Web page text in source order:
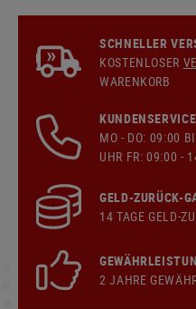
SCHNELLER
KOSTENLOSER
WARENKORB
KUNDENSERVICE
MO - DO: 09:00
UHR FR: 09:00 -
GELD-ZURÜCK-
14 TAGE GELD-
2 JAHRE